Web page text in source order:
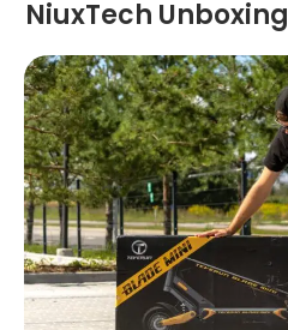
NiuxTech Unboxing